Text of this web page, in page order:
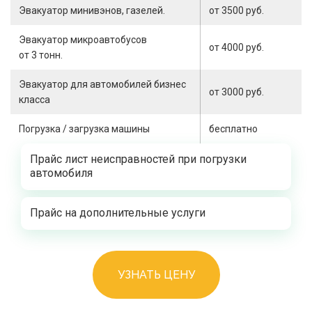
Эвакуатор минивэнов, газелей. от 3500 руб.
Эвакуатор микроавтобусов
от 3 тонн.
от 4000 руб.
Эвакуатор для автомобилей бизнес
класса
от 3000 руб.
Погрузка / загрузка машины бесплатно
Прайс лист неисправностей при погрузки
автомобиля
Прайс на дополнительные услуги
УЗНАТЬ ЦЕНУ